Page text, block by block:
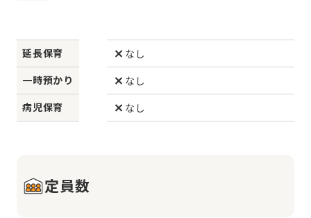
延長保育
なし
一時預かり
なし
病児保育
なし
定員数